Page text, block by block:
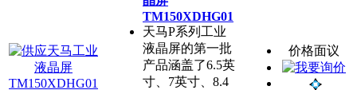
TM150XDHG01
天马P系列工业
液晶屏的第一批
产品涵盖了6.5英
寸、7英寸、8.4
价格面议